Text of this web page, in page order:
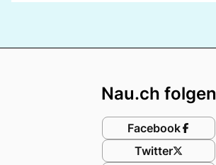
Nau.ch folgen
Facebook
Twitter